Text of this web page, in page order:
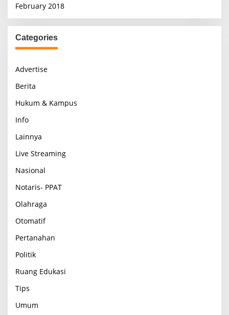
February 2018
Categories
Advertise
Berita
Hukum & Kampus
Info
Lainnya
Live Streaming
Nasional
Notaris- PPAT
Olahraga
Otomatif
Pertanahan
Politik
Ruang Edukasi
Tips
Umum